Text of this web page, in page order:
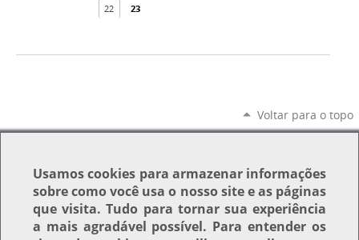
22 23
Voltar para o topo
Usamoscookies para armazenar informações
sobre como você usa o nosso site e as páginas
que visita. Tudo para tornar sua experiência
a mais agradável possível. Para entender os